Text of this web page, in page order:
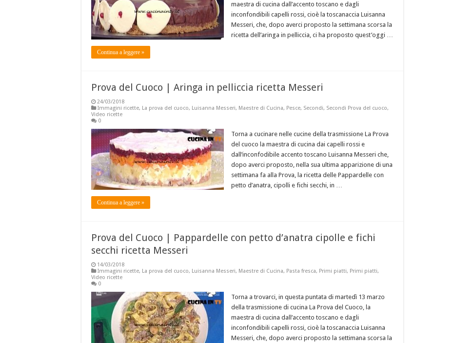
maestra di cucina dall’accento toscano e dagli
inconfondibili capelli rossi, cioè la toscanaccia Luisanna
Messeri, che, dopo averci proposto la settimana scorsa la
ricetta dell’aringa in pelliccia, ci ha proposto quest’oggi …
Continua a leggere »
Prova del Cuoco | Aringa in pelliccia ricetta Messeri
24/03/2018
Immagini ricette, La prova del cuoco, Luisanna Messeri, Maestre di Cucina, Pesce, Secondi, Secondi Prova del cuoco,
Video ricette
0
Torna a cucinare nelle cucine della trasmissione La Prova
del cuoco la maestra di cucina dai capelli rossi e
dall’inconfodibile accento toscano Luisanna Messeri che,
dopo averci proposto, nella sua ultima apparizione di una
settimana fa alla Prova, la ricetta delle Pappardelle con
petto d’anatra, cipolli e fichi secchi, in …
Continua a leggere »
Prova del Cuoco | Pappardelle con petto d’anatra cipolle e fichi
secchi ricetta Messeri
14/03/2018
Immagini ricette, La prova del cuoco, Luisanna Messeri, Maestre di Cucina, Pasta fresca, Primi piatti, Primi piatti,
Video ricette
0
Torna a trovarci, in questa puntata di martedì 13 marzo
della trasmissione di cucina La Prova del Cuoco, la
maestra di cucina dall’accento toscano e dagli
inconfondibili capelli rossi, cioè la toscanaccia Luisanna
Messeri, che, dopo averci proposto la settimana scorsa la